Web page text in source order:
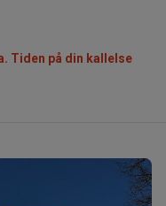
Tiden på din kallelse